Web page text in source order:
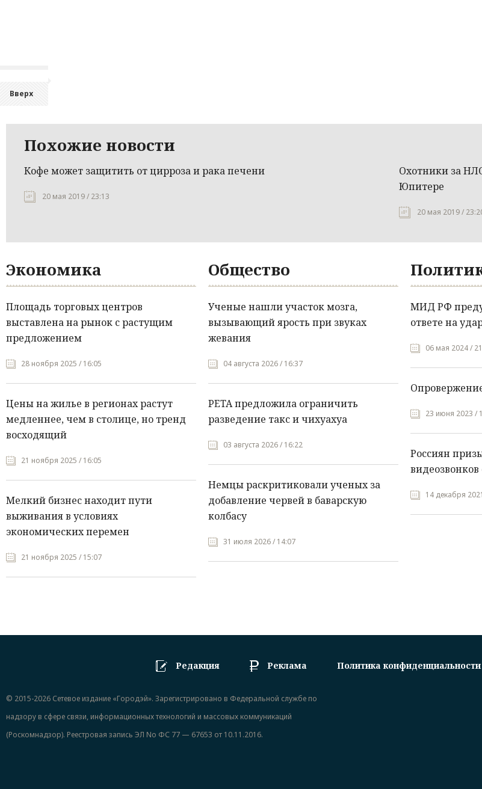
Вверх
Похожие новости
Кофе может защитить от цирроза и рака печени
20 мая 2019 / 23:13
Охотники за
Юпитере
20 мая 2019 /
Экономика
Площадь торговых центров
выставлена на рынок с растущим
предложением
28 ноября 2025 / 16:05
Цены на жилье в регионах растут
медленнее, чем в столице, но тренд
восходящий
21 ноября 2025 / 16:05
Мелкий бизнес находит пути
выживания в условиях
экономических перемен
21 ноября 2025 / 15:07
Общество
Ученые нашли участок мозга,
вызывающий ярость при звуках
жевания
04 августа 2026 / 16:37
PETA предложила ограничить
разведение такс и чихуахуа
03 августа 2026 / 16:22
Немцы раскритиковали ученых за
добавление червей в баварскую
колбасу
31 июля 2026 / 14:07
МИД РФ
ответе на
06 мая 2024 /
23 июня 2023 /
Россиян
14 декабря
Редакция Реклама Политика конфиденциальности
© 2015-2026 Сетевое издание «Городэй». Зарегистрировано в Федеральной службе по
надзору в сфере связи, информационных технологий и массовых коммуникаций
(Роскомнадзор). Реестровая запись ЭЛ No ФС 77 — 67653 от 10.11.2016.